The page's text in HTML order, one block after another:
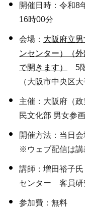
開催日時：令和8
16時00分
会場： 大阪府立
ンセンター）（
で開きます）
5
（大阪市中央区
主催：大阪府（
民文化部 男女参
開催方法：当日
※ウェブ配信は講
講師：増田裕子
センター 客員研
参加費：無料